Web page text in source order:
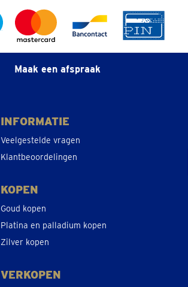
Maak een afspraak
INFORMATIE
Veelgestelde vragen
Klantbeoordelingen
KOPEN
Goud kopen
Platina en palladium kopen
Zilver kopen
VERKOPEN